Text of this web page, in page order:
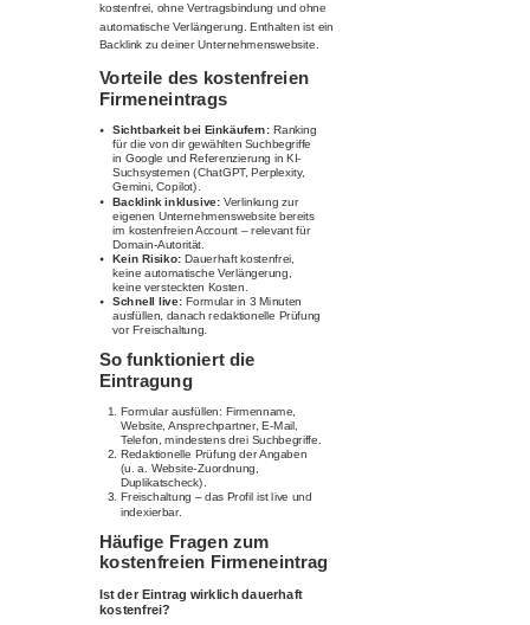
kostenfrei, ohne Vertragsbindung und ohne
automatische Verlängerung. Enthalten ist ein
Backlink zu deiner Unternehmenswebsite.
Vorteile des kostenfreien
Firmeneintrags
Sichtbarkeit bei Einkäufern: Ranking
für die von dir gewählten Suchbegriffe
in Google und Referenzierung in KI-
Suchsystemen (ChatGPT, Perplexity,
Gemini, Copilot).
Backlink inklusive: Verlinkung zur
eigenen Unternehmenswebsite bereits
im kostenfreien Account – relevant für
Domain-Autorität.
Kein Risiko: Dauerhaft kostenfrei,
keine automatische Verlängerung,
keine versteckten Kosten.
Schnell live: Formular in 3 Minuten
ausfüllen, danach redaktionelle Prüfung
vor Freischaltung.
So funktioniert die
Eintragung
Formular ausfüllen: Firmenname,
Website, Ansprechpartner, E-Mail,
Telefon, mindestens drei Suchbegriffe.
Redaktionelle Prüfung der Angaben
(u. a. Website-Zuordnung,
Duplikatscheck).
Freischaltung – das Profil ist live und
indexierbar.
Häufige Fragen zum
kostenfreien Firmeneintrag
Ist der Eintrag wirklich dauerhaft
kostenfrei?